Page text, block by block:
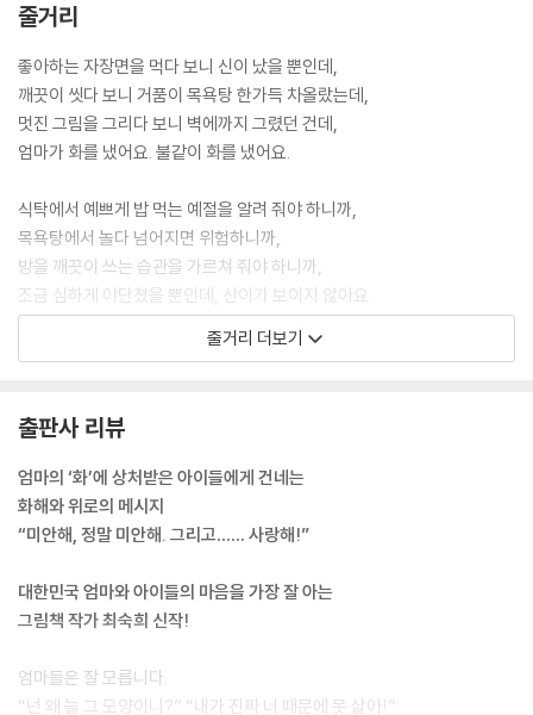
줄거리
좋아하는 자장면을 먹다 보니 신이 났을 뿐인데,
깨끗이 씻다 보니 거품이 목욕탕 한가득 차올랐는데,
멋진 그림을 그리다 보니 벽에까지 그렸던 건데,
엄마가 화를 냈어요. 불같이 화를 냈어요.
식탁에서 예쁘게 밥 먹는 예절을 알려 줘야 하니까,
목욕탕에서 놀다 넘어지면 위험하니까,
방을 깨끗이 쓰는 습관을 가르쳐 줘야 하니까,
조금 심하게 야단쳤을 뿐인데, 산이가 보이지 않아요.
엄마와 산이는 어떻게 다시 만날 수 있을까요?
줄거리 더보기
출판사 리뷰
엄마의 ‘화’에 상처받은 아이들에게 건네는
화해와 위로의 메시지
“미안해, 정말 미안해. 그리고…… 사랑해!”
대한민국 엄마와 아이들의 마음을 가장 잘 아는
그림책 작가 최숙희 신작!
엄마들은 잘 모릅니다.
“넌 왜 늘 그 모양이니?” “내가 진짜 너 때문에 못 살아!”